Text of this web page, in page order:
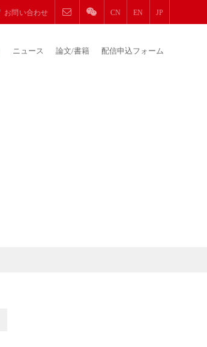
お問い合わせ CN EN JP
ニュース 論文/書籍 配信申込フォーム